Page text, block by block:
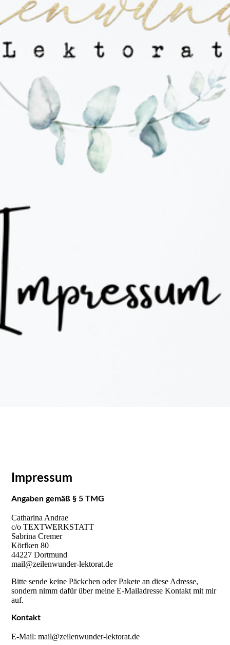
Impressum
Angaben gemäß § 5 TMG
Catharina Andrae
c/o TEXTWERKSTATT
Sabrina Cremer
Körfken 80
44227 Dortmund
mail@zeilenwunder-lektorat.de
Bitte sende keine Päckchen oder Pakete an diese Adresse,
sondern nimm dafür über meine E-Mailadresse Kontakt mit mir
auf.
Kontakt
E-Mail: mail@zeilenwunder-lektorat.de